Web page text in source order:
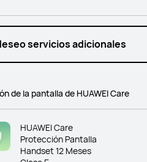
servicios adicionales
de la pantalla de HUAWEI Care
HUAWEI Care
Protección Pantalla
Handset 12 Meses